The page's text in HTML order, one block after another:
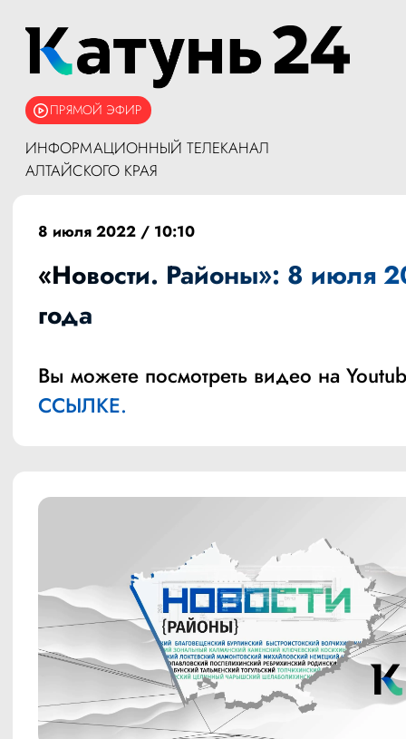
ПРЯМОЙ ЭФИР
ИНФОРМАЦИОННЫЙ ТЕЛЕКАНАЛ
АЛТАЙСКОГО КРАЯ
8 июля 2022 / 10:10
«Новости. Районы»: 8 июля
года
Вы можете посмотреть видео на
ССЫЛКЕ.